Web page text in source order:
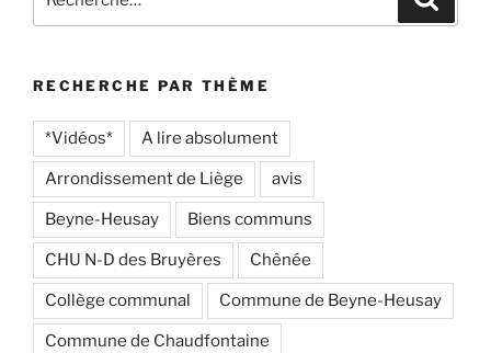
pour
RECHERCHE PAR THÈME
*Vidéos* A lire absolument
Arrondissement de Liège avis
Beyne-Heusay Biens communs
CHU N-D des Bruyères Chênée
Collège communal Commune de Beyne-Heusay
Commune de Chaudfontaine